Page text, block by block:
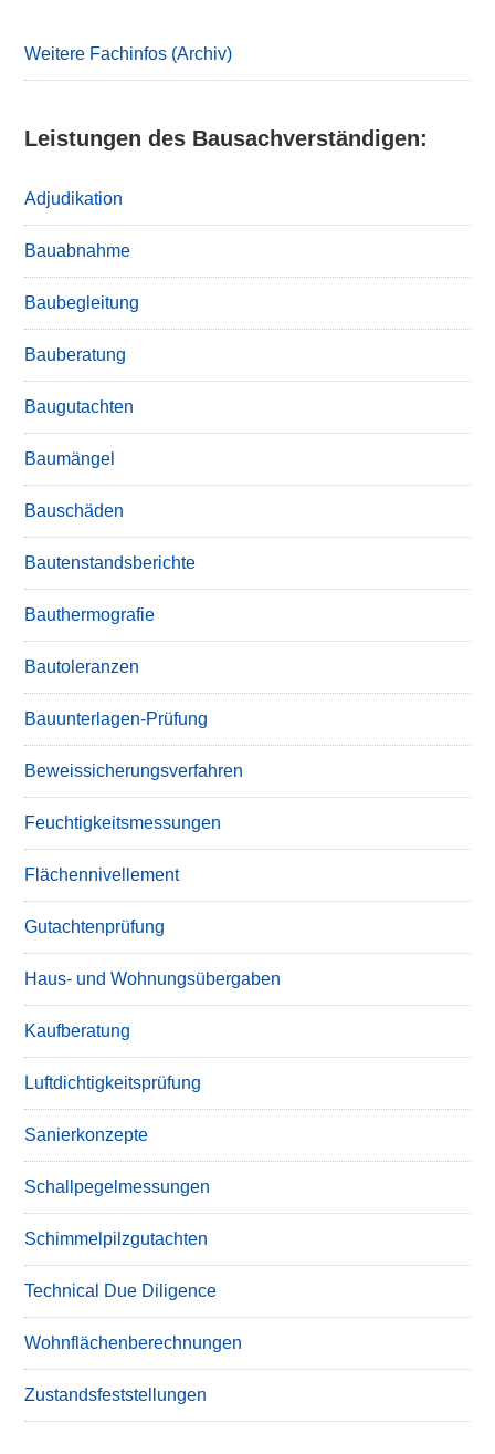
Weitere Fachinfos (Archiv)
Leistungen des Bausachverständigen:
Adjudikation
Bauabnahme
Baubegleitung
Bauberatung
Baugutachten
Baumängel
Bauschäden
Bautenstandsberichte
Bauthermografie
Bautoleranzen
Bauunterlagen-Prüfung
Beweissicherungsverfahren
Feuchtigkeitsmessungen
Flächennivellement
Gutachtenprüfung
Haus- und Wohnungsübergaben
Kaufberatung
Luftdichtigkeitsprüfung
Sanierkonzepte
Schallpegelmessungen
Schimmelpilzgutachten
Technical Due Diligence
Wohnflächenberechnungen
Zustandsfeststellungen